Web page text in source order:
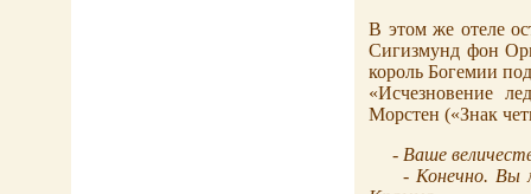
В этом же отеле
Сигизмунд фон
король Богемии
«Исчезновение
Морстен («Знак
- Ваше
- Конечно. Вы